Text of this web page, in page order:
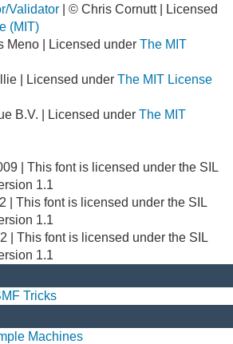
Validator | © Chris Cornutt | Licensed
(MIT)
Meno | Licensed under The MIT
| Licensed under The MIT License
B.V. | Licensed under The MIT
| This font is licensed under the SIL
1.1
| This font is licensed under the SIL
1.1
| This font is licensed under the SIL
1.1
Tricks
Machines